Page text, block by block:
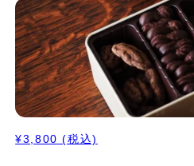
¥3,800 (税込)